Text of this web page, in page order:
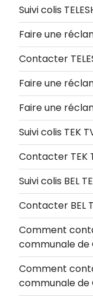
Suivi colis
Faire une
Contacter
Faire une
Faire une
Suivi colis TEK
Contacter TEK
Suivi colis BEL
Contacter BEL
Comment
communale de
Comment
communale de